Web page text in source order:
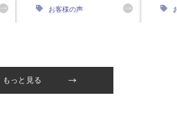
お客様の声
もっと見る